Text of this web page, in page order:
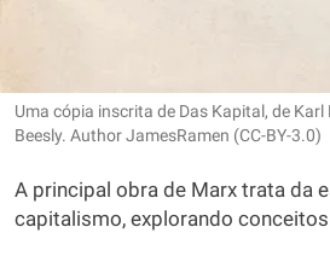
Uma cópia inscrita de Das Kapital, de
Beesly. Author JamesRamen (CC-BY-3.0)
A principal obra de Marx trata da
capitalismo, explorando